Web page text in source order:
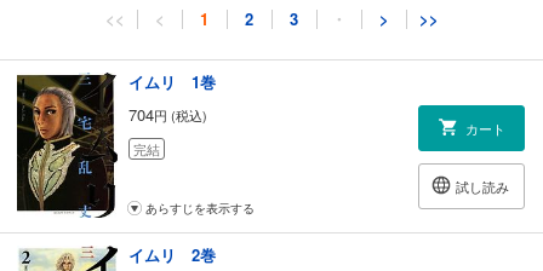
<< < 1 2 3 ・ > >>
イムリ 1巻
704円 (税込)
完結
カート
試し読み
あらすじを表示する
イムリ 2巻